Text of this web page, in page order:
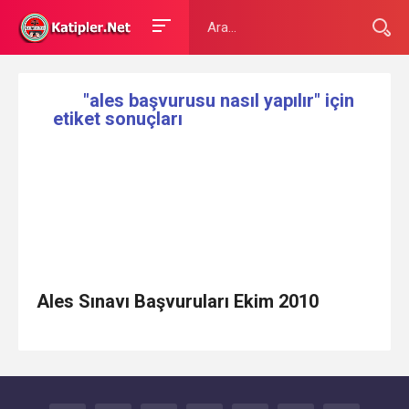
"ales başvurusu nasıl yapılır" için
etiket sonuçları
Ales Sınavı Başvuruları Ekim 2010